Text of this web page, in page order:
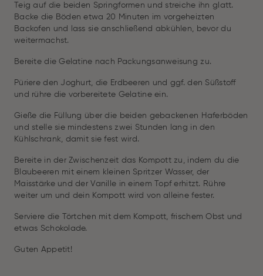
Teig auf die beiden Springformen und streiche ihn glatt.
Backe die Böden etwa 20 Minuten im vorgeheizten
Backofen und lass sie anschließend abkühlen, bevor du
weitermachst.
Bereite die Gelatine nach Packungsanweisung zu.
Püriere den Joghurt, die Erdbeeren und ggf. den Süßstoff
und rühre die vorbereitete Gelatine ein.
Gieße die Füllung über die beiden gebackenen Haferböden
und stelle sie mindestens zwei Stunden lang in den
Kühlschrank, damit sie fest wird.
Bereite in der Zwischenzeit das Kompott zu, indem du die
Blaubeeren mit einem kleinen Spritzer Wasser, der
Maisstärke und der Vanille in einem Topf erhitzt. Rühre
weiter um und dein Kompott wird von alleine fester.
Serviere die Törtchen mit dem Kompott, frischem Obst und
etwas Schokolade.
Guten Appetit!